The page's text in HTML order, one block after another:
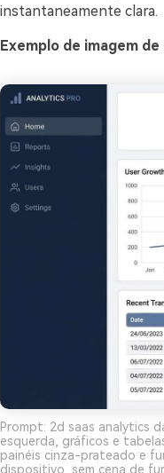
instantaneamente clara.
Exemplo de imagem
Prompt: 2d saas analytics
esquerda, gráficos e
painéis cinza-prateado e
dispositivo, sem cena de